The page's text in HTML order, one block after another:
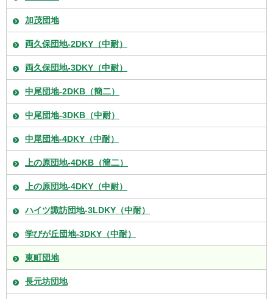
加茂団地
両久保団地-2DKY（中耐）
両久保団地-3DKY（中耐）
中尾団地-2DKB（簡二）
中尾団地-3DKB（中耐）
中尾団地-4DKY（中耐）
上の原団地-4DKB（簡二）
上の原団地-4DKY（中耐）
ハイツ諏訪団地-3LDKY（中耐）
学びが丘団地-3DKY（中耐）
東町団地
長元坊団地